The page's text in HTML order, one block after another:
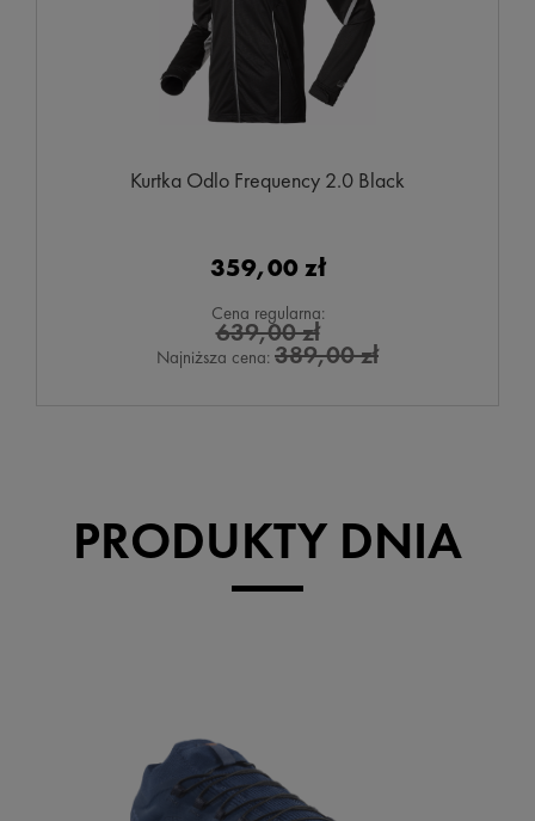
Kurtka Odlo Frequency 2.0 Black
359,00 zł
Cena regularna:
639,00 zł
Najniższa cena: 389,00 zł
PRODUKTY DNIA